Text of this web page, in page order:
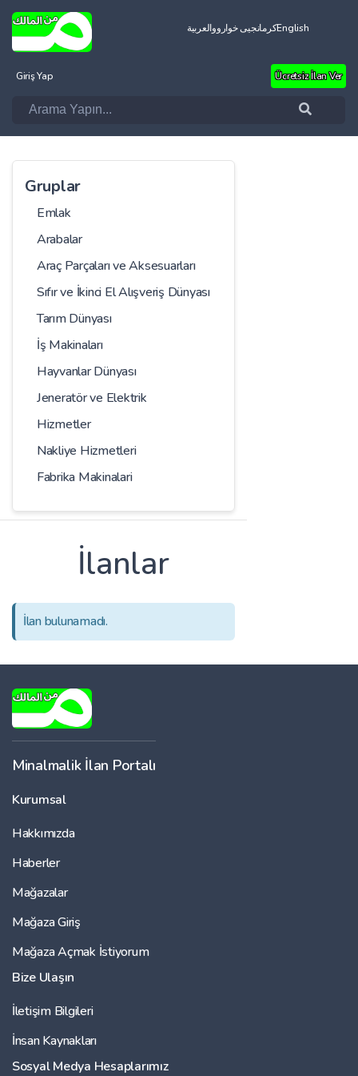
العربيةکرمانجیی خوارووEnglish
Giriş Yap Ücretsiz İlan Ver
Gruplar
Emlak
Arabalar
Araç Parçaları ve Aksesuarları
Sıfır ve İkinci El Alışveriş Dünyası
Tarım Dünyası
İş Makinaları
Hayvanlar Dünyası
Jeneratör ve Elektrik
Hizmetler
Nakliye Hizmetleri
Fabrika Makinalari
İlanlar
İlan bulunamadı.
Minalmalik İlan Portalı
Kurumsal
Hakkımızda
Haberler
Mağazalar
Mağaza Giriş
Mağaza Açmak İstiyorum
Bize Ulaşın
İletişim Bilgileri
İnsan Kaynakları
Sosyal Medya Hesaplarımız